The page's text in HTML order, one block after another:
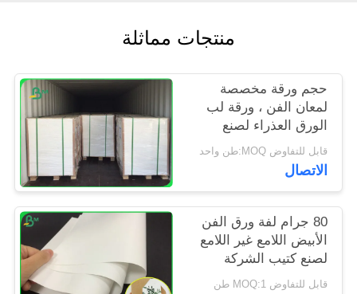
PRIVACY
POLICY
منتجات مماثلة
حجم ورقة مخصصة
لمعان الفن ، ورقة لب
الورق العذراء لصنع
بطاقات
قابل للتفاوض MOQ:طن واحد
الاتصال
80 جرام لفة ورق الفن
الأبيض اللامع غير اللامع
لصنع كتيب الشركة
قابل للتفاوض MOQ:1 طن